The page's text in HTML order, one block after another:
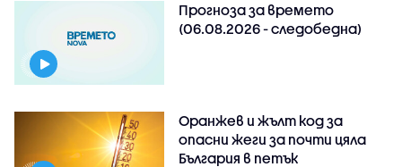
Прогноза за времето
(06.08.2026 - следобедна)
Оранжев и жълт код за
опасни жеги за почти цяла
България в петък